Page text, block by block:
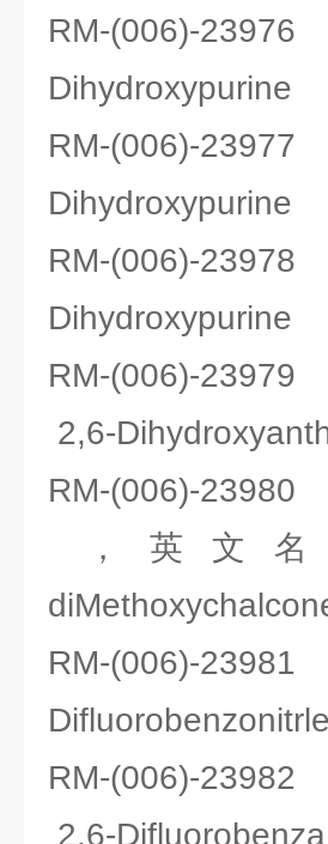
RM-(006)-
RM-(006)-
RM-(006)-
RM-(006)-
2,6-
RM-(006)-
，英文名
RM-(006)-
RM-(006)-
2,6-